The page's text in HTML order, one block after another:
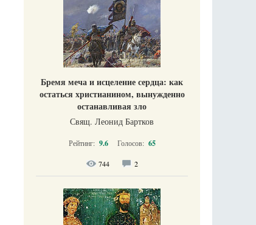
Бремя меча и исцеление сердца: как
остаться христианином, вынужденно
останавливая зло
Свящ. Леонид Бартков
Рейтинг: 9.6 Голосов: 65
744 2